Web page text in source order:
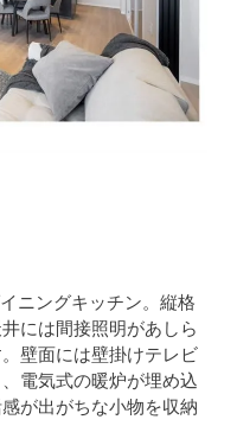
ニングキッチン。縦格
には間接照明があしら
壁面には壁掛けテレビ
電気式の暖炉が埋め込
が出がちな小物を収納